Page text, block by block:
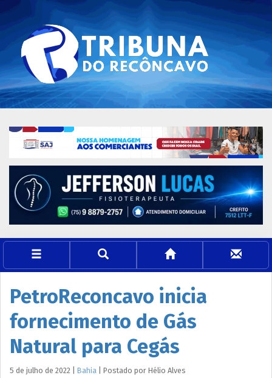
PetroReconcavo inicia
fornecimento de Gás
Natural para Cegás
5 de julho de 2022 Bahia Postado por Hélio Alves